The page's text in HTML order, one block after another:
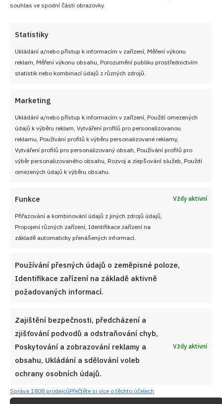
souhlas ve spodní části obrazovky.
Statistiky
Ukládání a/nebo přístup k informacím v zařízení, Měření výkonu
reklam, Měření výkonu obsahu, Porozumění publiku prostřednictvím
statistik nebo kombinací údajů z různých zdrojů.
Marketing
Ukládání a/nebo přístup k informacím v zařízení, Použití omezených
údajů k výběru reklam, Vytváření profilů pro personalizovanou
reklamu, Používání profilů k výběru personalizované reklamy,
Vytváření profilů pro personalizovaný obsah, Používání profilů pro
výběr personalizovaného obsahu, Rozvoj a zlepšování služeb, Použití
omezených údajů k výběru obsahu.
Funkce Vždy aktivní
Přiřazování a kombinování údajů z jiných zdrojů údajů,
Propojení různých zařízení, Identifikace zařízení na
základě automaticky přenášených informací.
Používání přesných údajů o zeměpisné poloze,
Identifikace zařízení na základě aktivně
požadovaných informací.
Zajištění bezpečnosti, předcházení a
zjišťování podvodů a odstraňování chyb,
Poskytování a zobrazování reklamy a
obsahu, Ukládání a sdělování voleb
ochrany osobních údajů.
Vždy aktivní
Správa 1808 prodejcůPřečtěte si více o těchto účelech
Sledujte nás!
NEZMEŠKEJTE ŽÁDNÝ RECEPT!
adresu
CHCI RECEPTY E-MAILEM
UŽITEČNÉ ODKAZY
Soutěž pro Aktivní kuchaře 2024
Naši kuchaři